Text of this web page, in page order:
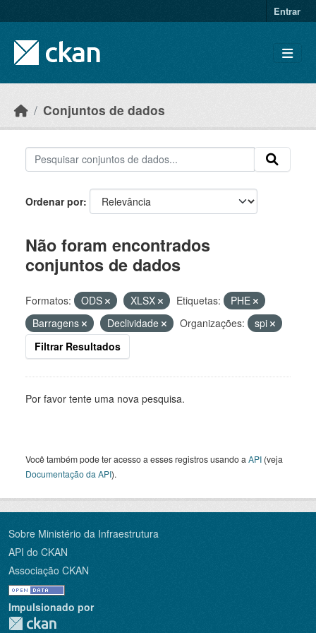
Entrar
Conjuntos de dados
Ordenar por
Não foram encontrados
conjuntos de dados
Formatos: ODS XLSX Etiquetas:
PHE
Barragens
Declividade Organizações:
spi
Filtrar Resultados
Por favor tente uma nova pesquisa.
Você também pode ter acesso a esses registros usando a API (veja
Documentação da API).
Sobre Ministério da Infraestrutura
API do CKAN
Associação CKAN
Impulsionado por